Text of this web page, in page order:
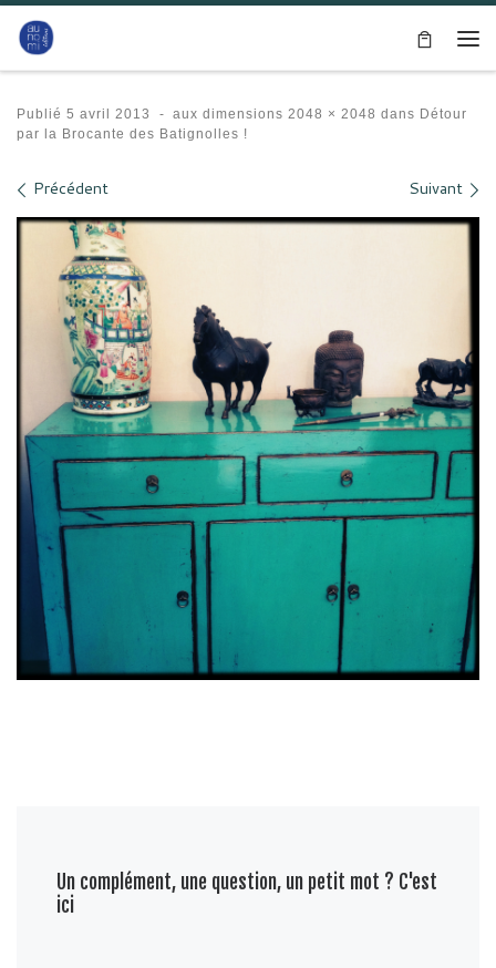
Passer au contenu
Publié 5 avril 2013 - aux dimensions 2048 × 2048 dans Détour
par la Brocante des Batignolles !
Navigation des images
Précédent Suivant
Un complément, une question, un petit mot ? C'est
ici